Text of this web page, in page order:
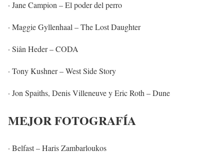
· Jane Campion – El poder del perro
· Maggie Gyllenhaal – The Lost Daughter
· Siân Heder – CODA
· Tony Kushner – West Side Story
· Jon Spaiths, Denis Villeneuve y Eric Roth – Dune
MEJOR FOTOGRAFÍA
· Belfast – Haris Zambarloukos